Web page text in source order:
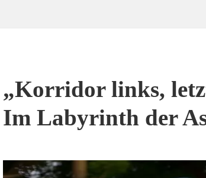
„Korridor links,
Im Labyrinth der